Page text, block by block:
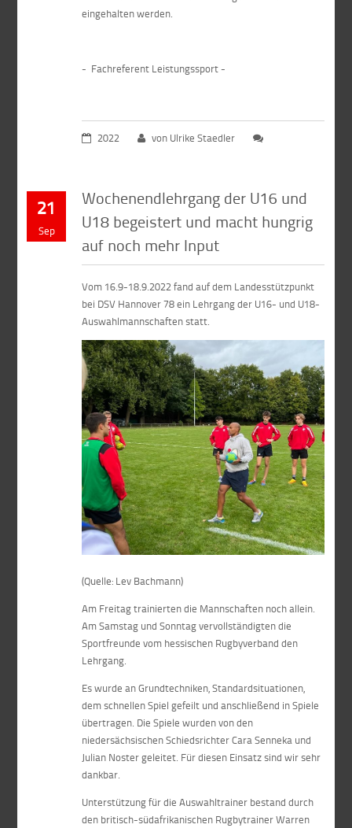
eingehalten werden.
- Fachreferent Leistungssport -
2022 von Ulrike Staedler
21
Sep
Wochenendlehrgang der U16 und
U18 begeistert und macht hungrig
auf noch mehr Input
Vom 16.9-18.9.2022 fand auf dem Landesstützpunkt
bei DSV Hannover 78 ein Lehrgang der U16- und U18-
Auswahlmannschaften statt.
(Quelle: Lev Bachmann)
Am Freitag trainierten die Mannschaften noch allein.
Am Samstag und Sonntag vervollständigten die
Sportfreunde vom hessischen Rugbyverband den
Lehrgang.
Es wurde an Grundtechniken, Standardsituationen,
dem schnellen Spiel gefeilt und anschließend in Spiele
übertragen. Die Spiele wurden von den
niedersächsischen Schiedsrichter Cara Senneka und
Julian Noster geleitet. Für diesen Einsatz sind wir sehr
dankbar.
Unterstützung für die Auswahltrainer bestand durch
den britisch-südafrikanischen Rugbytrainer Warren